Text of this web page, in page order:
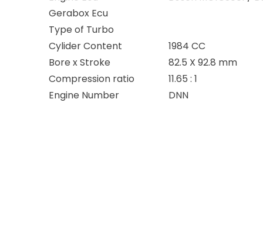
Gerabox Ecu
Type of Turbo
Cylider Content
1984 CC
Bore x Stroke
82.5 X 92.8 mm
Compression ratio
11.65 : 1
Engine Number
DNN